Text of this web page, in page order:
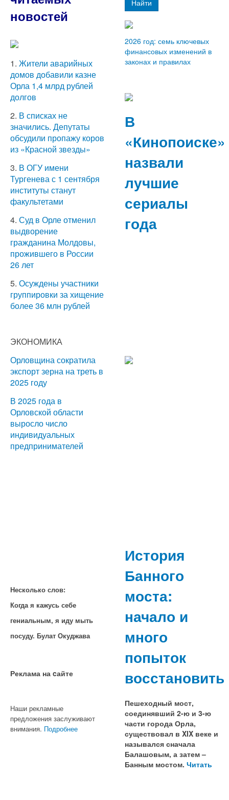
новостей
1. Жители аварийных
домов добавили казне
Орла 1,4 млрд рублей
долгов
2. В списках не
значились. Депутаты
обсудили пропажу коров
из «Красной звезды»
3. В ОГУ имени
Тургенева с 1 сентября
институты станут
факультетами
4. Суд в Орле отменил
выдворение
гражданина Молдовы,
прожившего в России
26 лет
5. Осуждены участники
группировки за хищение
более 36 млн рублей
ЭКОНОМИКА
Орловщина сократила
экспорт зерна на треть в
2025 году
В 2025 года в
Орловской области
выросло число
индивидуальных
предпринимателей
Несколько слов:
Когда я кажусь себе
гениальным, я иду мыть
посуду. Булат Окуджава
Реклама на cайте
Наши рекламные
предложения заслуживают
внимания. Подробнее
Найти
2026 год: семь ключевых
финансовых изменений в
законах и правилах
В
«Кинопоиске»
назвали
лучшие
сериалы
года
История
Банного
моста:
начало и
много
попыток
восстановить
Пешеходный мост,
соединявший 2-ю и 3-ю
части города Орла,
существовал в XIX веке и
назывался сначала
Балашовым, а затем –
Банным мостом. Читать